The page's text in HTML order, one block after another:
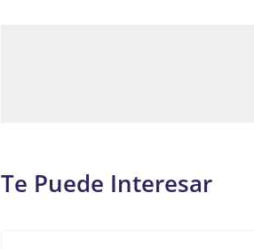
Te Puede Interesar